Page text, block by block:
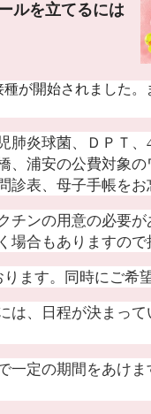
ルを立てるには
が開始されました
肺炎球菌、ＤＰＴ
、浦安の公費対象
診表、母子手帳を
チンの用意の必要
場合もありますの
ます。同時にご希
は、日程が決まっ
一定の期間をあけ